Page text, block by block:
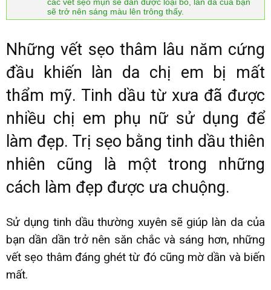
sẽ trở nên sáng màu lên trông thấy.
Những vết sẹo thâm lâu năm cứng
đầu khiến làn da chị em bị mất
thẩm mỹ. Tinh dầu từ xưa đã được
nhiều chị em phụ nữ sử dụng để
làm đẹp. Trị sẹo bằng tinh dầu thiên
nhiên cũng là một trong những
cách làm đẹp được ưa chuộng.
Sử dụng tinh dầu thường xuyên sẽ giúp làn da của
bạn dần dần trở nên săn chắc và sáng hơn, những
vết sẹo thâm đáng ghét từ đó cũng mờ dần và biến
mất.